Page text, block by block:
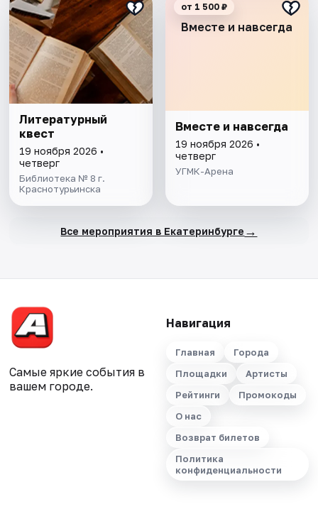
Литературный
квест
19 ноября 2026 •
четверг
Библиотека № 8 г.
Краснотурьинска
Вместе и навсегда
от 1 500 ₽
Вместе и навсегда
19 ноября 2026 •
четверг
УГМК-Арена
Все мероприятия в Екатеринбурге →
Самые яркие события в
вашем городе.
Навигация
Главная
Города
Площадки
Артисты
Рейтинги
Промокоды
О нас
Возврат билетов
Политика
конфиденциальности